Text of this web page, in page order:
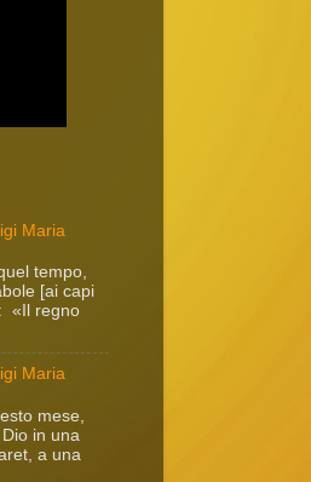
Maria
tempo,
[ai capi
«Il regno
Maria
mese,
in una
a una